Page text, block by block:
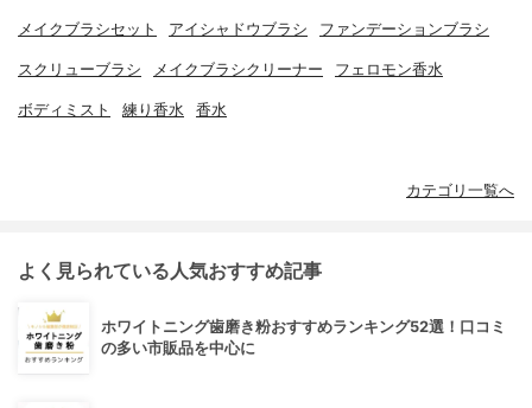
メイクブラシセット アイシャドウブラシ ファンデーションブラシ
スクリューブラシ メイクブラシクリーナー フェロモン香水
ボディミスト 練り香水 香水
カテゴリ一覧へ
よく見られている人気おすすめ記事
ホワイトニング歯磨き粉おすすめランキング52選！口コミ
の多い市販品を中心に